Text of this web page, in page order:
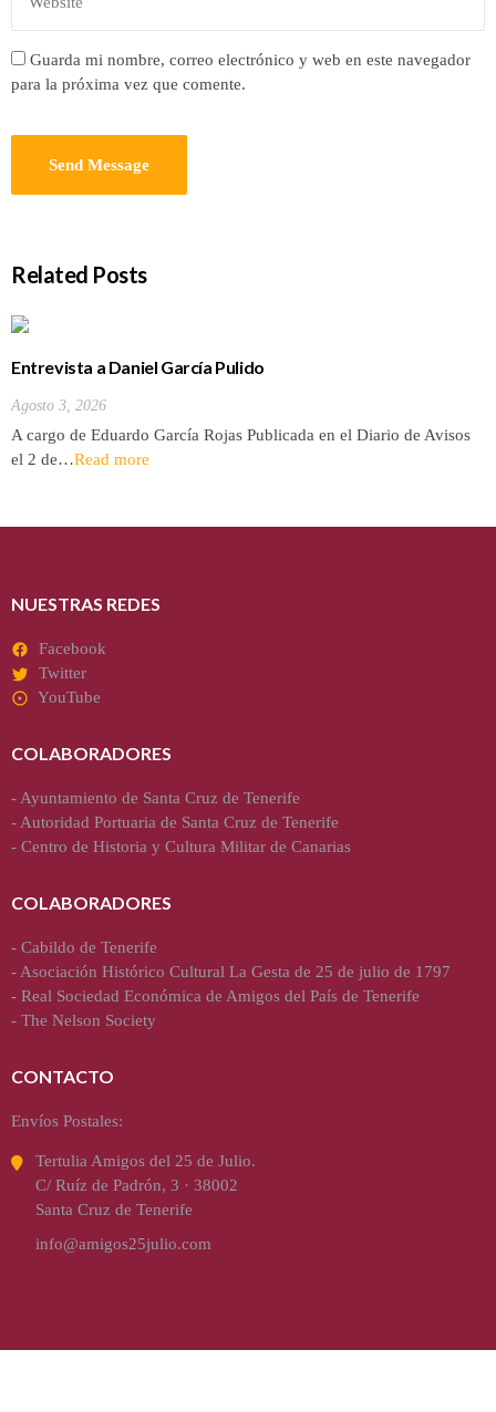
Guarda mi nombre, correo electrónico y web en este navegador
para la próxima vez que comente.
Related Posts
Entrevista a Daniel García Pulido
Agosto 3, 2026
A cargo de Eduardo García Rojas Publicada en el Diario de Avisos
el 2 de…Read more
NUESTRAS REDES
Facebook
Twitter
YouTube
COLABORADORES
- Ayuntamiento de Santa Cruz de Tenerife
- Autoridad Portuaria de Santa Cruz de Tenerife
- Centro de Historia y Cultura Militar de Canarias
COLABORADORES
- Cabildo de Tenerife
- Asociación Histórico Cultural La Gesta de 25 de julio de 1797
- Real Sociedad Económica de Amigos del País de Tenerife
- The Nelson Society
CONTACTO
Envíos Postales:
Tertulia Amigos del 25 de Julio.
C/ Ruíz de Padrón, 3 · 38002
Santa Cruz de Tenerife
info@amigos25julio.com